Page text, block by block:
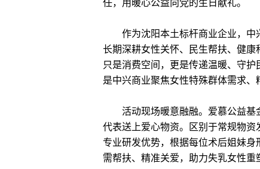
任，用暖心公益向党的生日献礼。
作为沈阳本土标杆商业企业，中兴
长期深耕女性关怀、民生帮扶、健
只是消费空间，更是传递温暖、守护
是中兴商业聚焦女性特殊群体需求、
活动现场暖意融融。爱慕公益基
代表送上爱心物资。区别于常规物
专业研发优势，根据每位术后姐妹
需帮扶、精准关爱，助力失乳女性重